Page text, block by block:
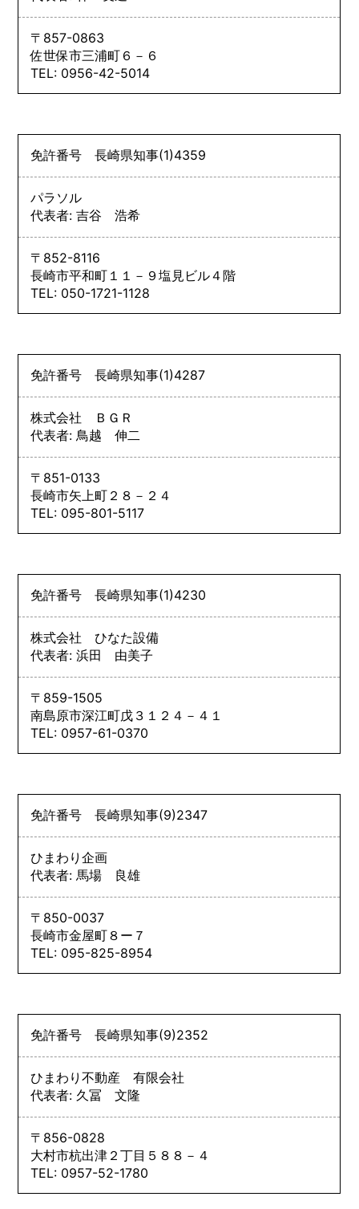
〒857-0863
佐世保市三浦町６－６
TEL: 0956-42-5014
免許番号長崎県知事(1)4359
パラソル
代表者: 吉谷 浩希
〒852-8116
長崎市平和町１１－９塩見ビル４階
TEL: 050-1721-1128
免許番号長崎県知事(1)4287
株式会社 ＢＧＲ
代表者: 鳥越 伸二
〒851-0133
長崎市矢上町２８－２４
TEL: 095-801-5117
免許番号長崎県知事(1)4230
株式会社 ひなた設備
代表者: 浜田 由美子
〒859-1505
南島原市深江町戊３１２４－４１
TEL: 0957-61-0370
免許番号長崎県知事(9)2347
ひまわり企画
代表者: 馬場 良雄
〒850-0037
長崎市金屋町８ー７
TEL: 095-825-8954
免許番号長崎県知事(9)2352
ひまわり不動産 有限会社
代表者: 久冨 文隆
〒856-0828
大村市杭出津２丁目５８８－４
TEL: 0957-52-1780